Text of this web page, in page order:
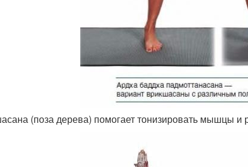
(поза дерева) помогает тонизировать мышцы и